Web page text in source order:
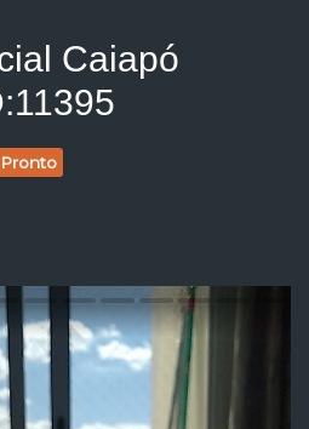
Caiapó
Pronto